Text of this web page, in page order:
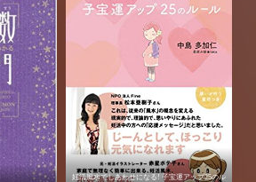
妊活風水でしあわせになる! 子宝運アップ25のル